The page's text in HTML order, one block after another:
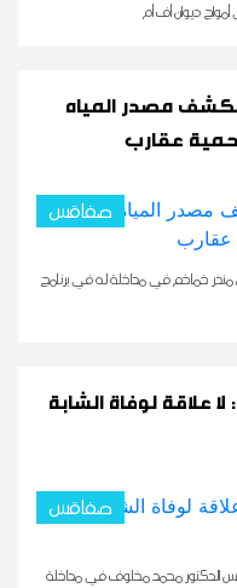
ديوان أف أم
مصدر المياه
عقارب
صفاقس
منذر خماخم في مداخلة له في برنامج
علاقة لوفاة الشابة
صفاقس
الدكتور محمد مخلوف في مداخلة